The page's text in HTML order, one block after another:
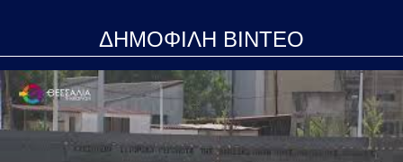
ΔΗΜΟΦΙΛΗ ΒΙΝΤΕΟ